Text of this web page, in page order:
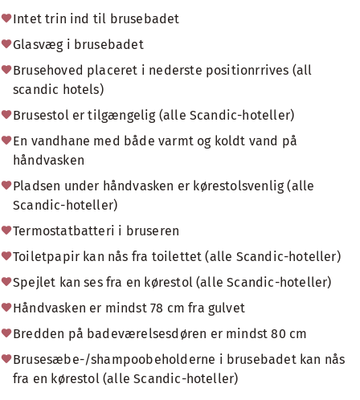
Intet trin ind til brusebadet
Glasvæg i brusebadet
Brusehoved placeret i nederste positionrrives (all
scandic hotels)
Brusestol er tilgængelig (alle Scandic-hoteller)
En vandhane med både varmt og koldt vand på
håndvasken
Pladsen under håndvasken er kørestolsvenlig (alle
Scandic-hoteller)
Termostatbatteri i bruseren
Toiletpapir kan nås fra toilettet (alle Scandic-hoteller)
Spejlet kan ses fra en kørestol (alle Scandic-hoteller)
Håndvasken er mindst 78 cm fra gulvet
Bredden på badeværelsesdøren er mindst 80 cm
Brusesæbe-/shampoobeholderne i brusebadet kan nås
fra en kørestol (alle Scandic-hoteller)